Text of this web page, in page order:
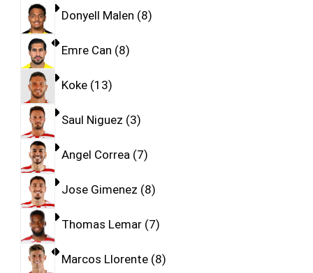
Donyell Malen 8
Emre Can 8
Koke 13
Saul Niguez 3
Angel Correa 7
Jose Gimenez 8
Thomas Lemar 7
Marcos Llorente 8